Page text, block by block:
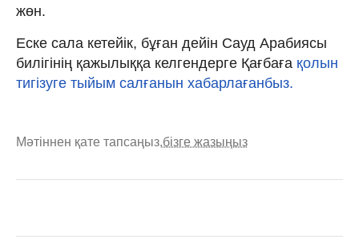
жөн.
Еске сала кетейік, бұған дейін Сауд Арабиясы
билігінің қажылыққа келгендерге Қағбаға қолын
тигізуге тыйым салғанын хабарлағанбыз.
Мәтіннен қате тапсаңыз,бізге жазыңыз